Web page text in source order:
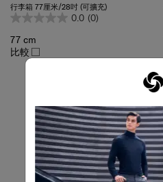
行李箱 77厘米/28吋 (可擴充)
0.0 (0)
77 cm
比較